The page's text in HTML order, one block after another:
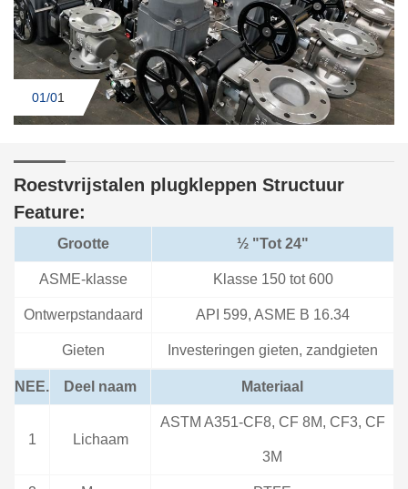
01/01
Roestvrijstalen plugkleppen Structuur
Feature:
Grootte ½ "Tot 24"
ASME-klasse Klasse 150 tot 600
Ontwerpstandaard API 599, ASME B 16.34
Gieten Investeringen gieten, zandgieten
NEE. Deel naam Materiaal
1 Lichaam
ASTM A351-CF8, CF 8M, CF3, CF
3M